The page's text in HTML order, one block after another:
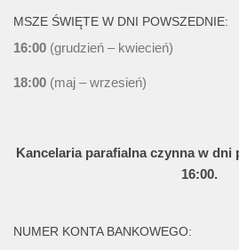
MSZE ŚWIĘTE W DNI POWSZEDNIE:
16:00 (grudzień – kwiecień)
18:00 (maj – wrzesień)
Kancelaria parafialna czynna w dni
16:00.
NUMER KONTA BANKOWEGO: